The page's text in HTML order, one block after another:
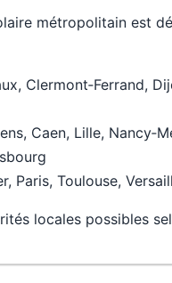
métropolitain est
Clermont‑Ferrand,
Caen, Lille,
Paris, Toulouse,
locales possibles